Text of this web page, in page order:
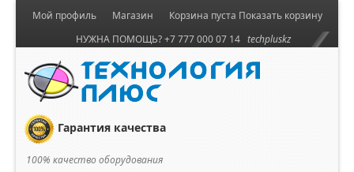
Корзина пуста Показать корзину
Мой профиль
Магазин
НУЖНА ПОМОЩЬ? +7 777 000 07 14 techpluskz
Гарантия качества
100% качество оборудования